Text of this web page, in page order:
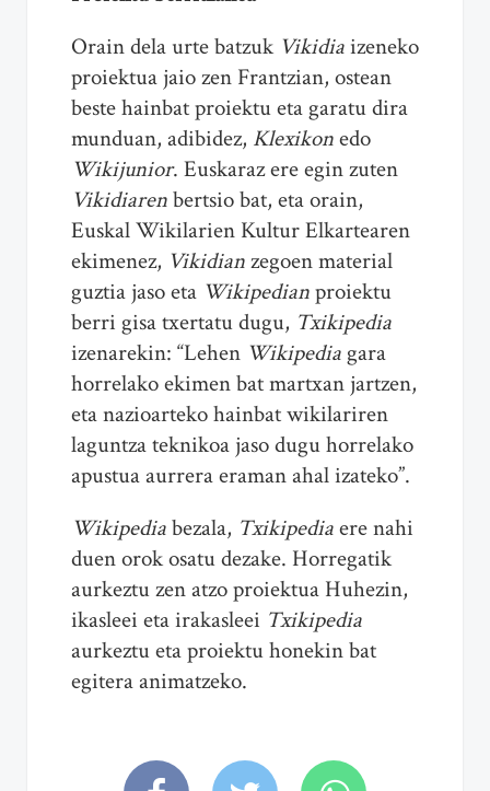
Orain dela urte batzuk Vikidiaizeneko
proiektua jaio zen Frantzian, ostean
beste hainbat proiektu eta garatu dira
munduan, adibidez, Klexikonedo
Wikijunior. Euskaraz ere egin zuten
Vikidiarenbertsio bat, eta orain,
Euskal Wikilarien Kultur Elkartearen
ekimenez, Vikidianzegoen material
guztia jaso eta Wikipedianproiektu
berri gisa txertatu dugu, Txikipedia
izenarekin: “Lehen Wikipedia gara
horrelako ekimen bat martxan jartzen,
eta nazioarteko hainbat wikilariren
laguntza teknikoa jaso dugu horrelako
apustua aurrera eraman ahal izateko”.
Wikipediabezala, Txikipediaere nahi
duen orok osatu dezake. Horregatik
aurkeztu zen atzo proiektua Huhezin,
ikasleei eta irakasleei Txikipedia
aurkeztu eta proiektu honekin bat
egitera animatzeko.